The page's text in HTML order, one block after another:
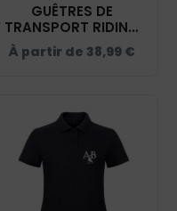
GUÊTRES DE
TRANSPORT RIDING
WORLD BASSES -
AB.EQUITATION -
À partir de 38,99 €